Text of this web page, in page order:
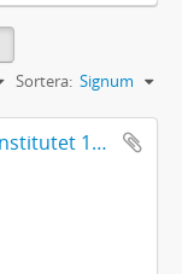
Sortera: Signum
Föreläsningar i arbetarinstitutet 1902-03. Det europeiska inflytandet på den svenska litteraturen. [Betecknad II. Medeltid och renässans].